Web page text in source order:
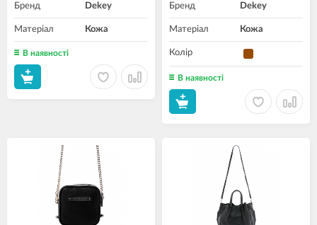
Бренд Dekey
Матеріал Кожа
В наявності
Бренд Dekey
Матеріал Кожа
Колір
В наявності